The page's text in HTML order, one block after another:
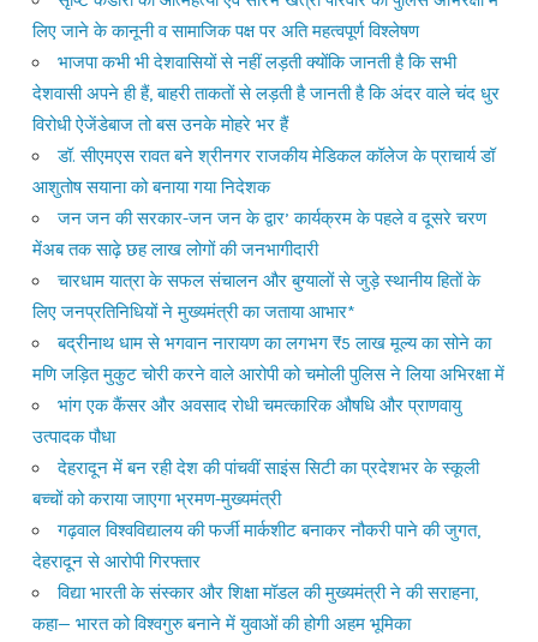
लिए जाने के कानूनी व सामाजिक पक्ष पर अति महत्वपूर्ण विश्लेषण
भाजपा कभी भी देशवासियों से नहीं लड़ती क्योंकि जानती है कि सभी
देशवासी अपने ही हैं, बाहरी ताकतों से लड़ती है जानती है कि अंदर वाले चंद धुर
विरोधी ऐजेंडेबाज तो बस उनके मोहरे भर हैं
डॉ. सीएमएस रावत बने श्रीनगर राजकीय मेडिकल कॉलेज के प्राचार्य डॉ
आशुतोष सयाना को बनाया गया निदेशक
जन जन की सरकार-जन जन के द्वार’ कार्यक्रम के पहले व दूसरे चरण
मेंअब तक साढ़े छह लाख लोगों की जनभागीदारी
चारधाम यात्रा के सफल संचालन और बुग्यालों से जुड़े स्थानीय हितों के
लिए जनप्रतिनिधियों ने मुख्यमंत्री का जताया आभार*
बद्रीनाथ धाम से भगवान नारायण का लगभग ₹5 लाख मूल्य का सोने का
मणि जड़ित मुकुट चोरी करने वाले आरोपी को चमोली पुलिस ने लिया अभिरक्षा में
भांग एक कैंसर और अवसाद रोधी चमत्कारिक औषधि और प्राणवायु
उत्पादक पौधा
देहरादून में बन रही देश की पांचवीं साइंस सिटी का प्रदेशभर के स्कूली
बच्चों को कराया जाएगा भ्रमण-मुख्यमंत्री
गढ़वाल विश्वविद्यालय की फर्जी मार्कशीट बनाकर नौकरी पाने की जुगत,
देहरादून से आरोपी गिरफ्तार
विद्या भारती के संस्कार और शिक्षा मॉडल की मुख्यमंत्री ने की सराहना,
कहा— भारत को विश्वगुरु बनाने में युवाओं की होगी अहम भूमिका